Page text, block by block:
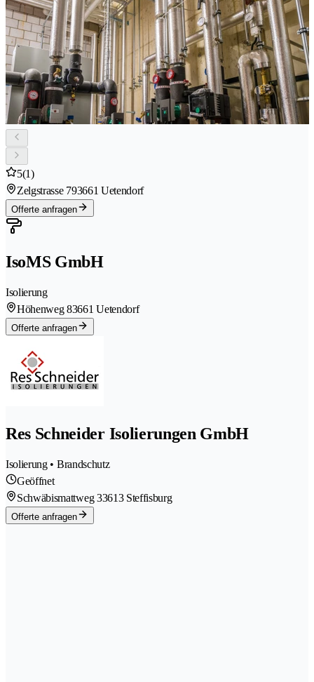
5(1)
Zelgstrasse 793661 Uetendorf
Offerte anfragen
IsoMS GmbH
Isolierung
Höhenweg 83661 Uetendorf
Offerte anfragen
Res Schneider Isolierungen GmbH
Isolierung • Brandschutz
Geöffnet
Schwäbismattweg 33613 Steffisburg
Offerte anfragen